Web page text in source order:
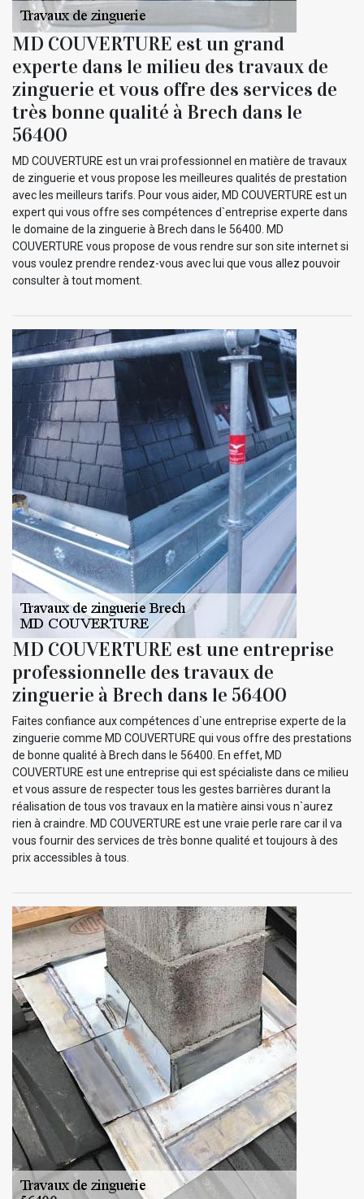
MD COUVERTURE est un grand
experte dans le milieu des travaux de
zinguerie et vous offre des services de
très bonne qualité à Brech dans le
56400
MD COUVERTURE est un vrai professionnel en matière de travaux
de zinguerie et vous propose les meilleures qualités de prestation
avec les meilleurs tarifs. Pour vous aider, MD COUVERTURE est un
expert qui vous offre ses compétences d`entreprise experte dans
le domaine de la zinguerie à Brech dans le 56400. MD
COUVERTURE vous propose de vous rendre sur son site internet si
vous voulez prendre rendez-vous avec lui que vous allez pouvoir
consulter à tout moment.
MD COUVERTURE est une entreprise
professionnelle des travaux de
zinguerie à Brech dans le 56400
Faites confiance aux compétences d`une entreprise experte de la
zinguerie comme MD COUVERTURE qui vous offre des prestations
de bonne qualité à Brech dans le 56400. En effet, MD
COUVERTURE est une entreprise qui est spécialiste dans ce milieu
et vous assure de respecter tous les gestes barrières durant la
réalisation de tous vos travaux en la matière ainsi vous n`aurez
rien à craindre. MD COUVERTURE est une vraie perle rare car il va
vous fournir des services de très bonne qualité et toujours à des
prix accessibles à tous.